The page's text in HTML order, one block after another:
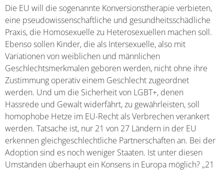
Die EU will die sogenannte Konversionstherapie verbieten,
eine pseudowissenschaftliche und gesundheitsschädliche
Praxis, die Homosexuelle zu Heterosexuellen machen soll.
Ebenso sollen Kinder, die als Intersexuelle, also mit
Variationen von weiblichen und männlichen
Geschlechtsmerkmalen geboren werden, nicht ohne ihre
Zustimmung operativ einem Geschlecht zugeordnet
werden. Und um die Sicherheit von LGBT+, denen
Hassrede und Gewalt widerfährt, zu gewährleisten, soll
homophobe Hetze im EU-Recht als Verbrechen verankert
werden. Tatsache ist, nur 21 von 27 Ländern in der EU
erkennen gleichgeschlechtliche Partnerschaften an. Bei der
Adoption sind es noch weniger Staaten. Ist unter diesen
Umständen überhaupt ein Konsens in Europa möglich? „21